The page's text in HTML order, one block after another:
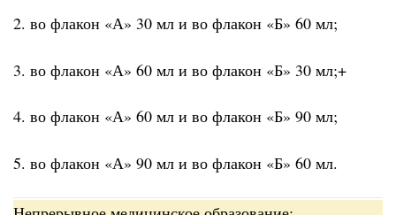
2. во флакон «А» 30 мл и во флакон «Б» 60 мл;
3. во флакон «А» 60 мл и во флакон «Б» 30 мл;+
4. во флакон «А» 60 мл и во флакон «Б» 90 мл;
5. во флакон «А» 90 мл и во флакон «Б» 60 мл.